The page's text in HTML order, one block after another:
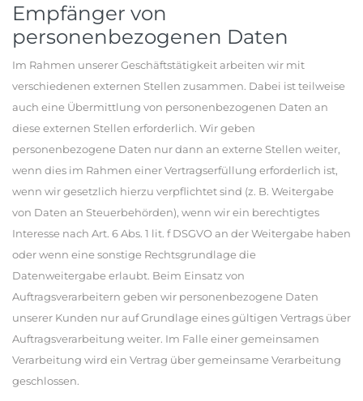
Empfänger von
personenbezogenen Daten
Im Rahmen unserer Geschäftstätigkeit arbeiten wir mit
verschiedenen externen Stellen zusammen. Dabei ist teilweise
auch eine Übermittlung von personenbezogenen Daten an
diese externen Stellen erforderlich. Wir geben
personenbezogene Daten nur dann an externe Stellen weiter,
wenn dies im Rahmen einer Vertragserfüllung erforderlich ist,
wenn wir gesetzlich hierzu verpflichtet sind (z. B. Weitergabe
von Daten an Steuerbehörden), wenn wir ein berechtigtes
Interesse nach Art. 6 Abs. 1 lit. f DSGVO an der Weitergabe haben
oder wenn eine sonstige Rechtsgrundlage die
Datenweitergabe erlaubt. Beim Einsatz von
Auftragsverarbeitern geben wir personenbezogene Daten
unserer Kunden nur auf Grundlage eines gültigen Vertrags über
Auftragsverarbeitung weiter. Im Falle einer gemeinsamen
Verarbeitung wird ein Vertrag über gemeinsame Verarbeitung
geschlossen.